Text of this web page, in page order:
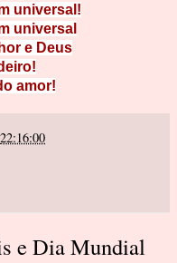
universal!
universal
e Deus
amor!
22:16:00
e Dia Mundial